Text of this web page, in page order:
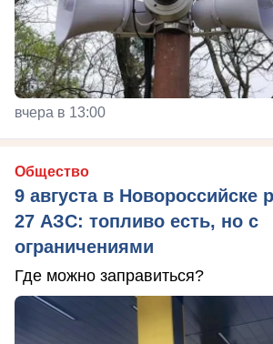
вчера в 13:00
Общество
9 августа в Новороссийске
27 АЗС: топливо есть, но с
ограничениями
Где можно заправиться?